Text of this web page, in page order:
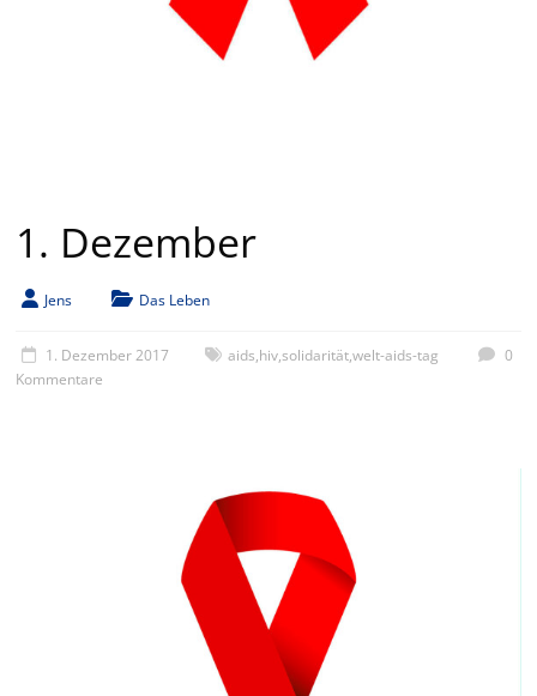
1. Dezember
Jens Das Leben
1. Dezember 2017 aids,hiv,solidarität,welt-aids-tag
0
Kommentare